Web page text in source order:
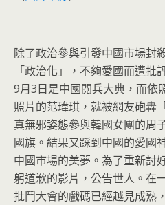
除了政治參與引發中國市場封
「政治化」，不夠愛國而遭
9月3日是中國閱兵大典，而依
照片的范瑋琪，就被網友砲轟
真無邪姿態參與韓國女團的周
國旗。結果又踩到中國的愛國
中國市場的美夢。為了重新討
躬道歉的影片，公告世人。在
批鬥大會的戲碼已經越見成熟